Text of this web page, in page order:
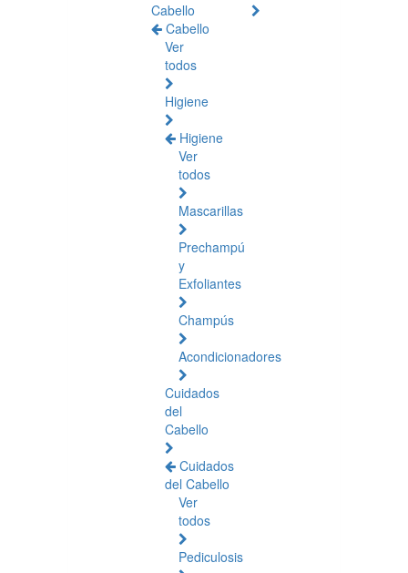
Cabello
Cabello
Ver
todos
Higiene
Higiene
Ver
todos
Mascarillas
Prechampú
y
Exfoliantes
Champús
Acondicionadores
Cuidados
del
Cabello
Cuidados
del Cabello
Ver
todos
Pediculosis